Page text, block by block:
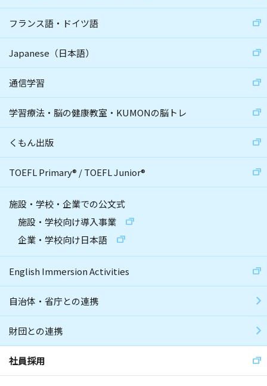
フランス語・ドイツ語
Japanese（日本語）
通信学習
学習療法・脳の健康教室・KUMONの脳トレ
くもん出版
TOEFL Primary® /TOEFL Junior®
施設・学校・企業での公文式
施設・学校向け導入事業
企業・学校向け日本語
English Immersion Activities
自治体・省庁との連携
財団との連携
社員採用